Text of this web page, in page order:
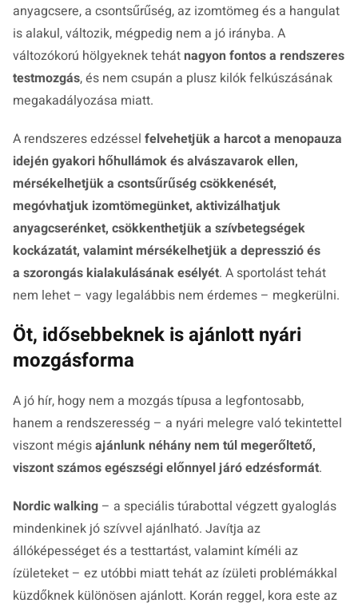
anyagcsere, a csontsűrűség, az izomtömeg és a hangulat
is alakul, változik, mégpedig nem a jó irányba. A
változókorú hölgyeknek tehátnagyon fontos a rendszeres
testmozgás, és nem csupán a plusz kilók felkúszásának
megakadályozása miatt.
A rendszeres edzéssel felvehetjük a harcot a menopauza
idején gyakori hőhullámok és alvászavarok ellen,
mérsékelhetjük a csontsűrűség csökkenését,
megóvhatjuk izomtömegünket, aktivizálhatjuk
anyagcserénket, csökkenthetjük a szívbetegségek
kockázatát, valamintmérsékelhetjük a depresszióés
a szorongás kialakulásának esélyét. A sportolást tehát
nem lehet – vagy legalábbis nem érdemes – megkerülni.
Öt, idősebbeknek is ajánlott nyári
mozgásforma
A jó hír, hogy nem a mozgás típusa a legfontosabb,
hanem a rendszeresség – a nyári melegre való tekintettel
viszont mégisajánlunk néhány nem túl megerőltető,
viszont számos egészségi előnnyel járó edzésformát.
Nordic walking – a speciális túrabottal végzett gyaloglás
mindenkinek jó szívvel ajánlható. Javítja az
állóképességet és a testtartást, valamint kíméli az
ízületeket – ez utóbbi miatt tehát az ízületi problémákkal
küzdőknek különösen ajánlott. Korán reggel, kora este az